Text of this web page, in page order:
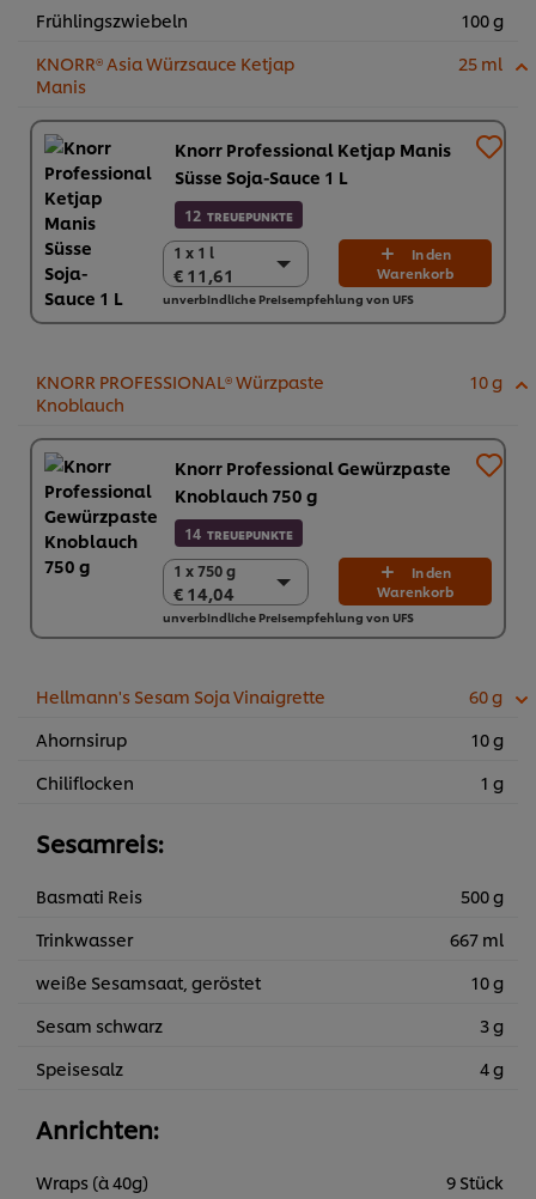
Frühlingszwiebeln
100 g
KNORR® Asia Würzsauce Ketjap
Manis
25 ml
Knorr Professional Ketjap Manis
Süsse Soja-Sauce 1 L
12 TREUEPUNKTE
1 x 1 l
€ 11,61
1 x 1 l
€ 11,61
6 x 1 L
€ 69,66
In den
Warenkorb
unverbindliche Preisempfehlung von UFS
KNORR PROFESSIONAL® Würzpaste
Knoblauch
10 g
Knorr Professional Gewürzpaste
Knoblauch 750 g
14 TREUEPUNKTE
1 x 750 g
€ 14,04
1 x 750 g
€ 14,04
2 x 750 g
In den
Warenkorb
unverbindliche Preisempfehlung von UFS
Hellmann's Sesam Soja Vinaigrette
60 g
Ahornsirup
10 g
Chiliflocken
1 g
Sesamreis:
Basmati Reis
500 g
Trinkwasser
667 ml
weiße Sesamsaat, geröstet
10 g
Sesam schwarz
3 g
Speisesalz
4 g
Anrichten:
Wraps (à 40g) 9 Stück